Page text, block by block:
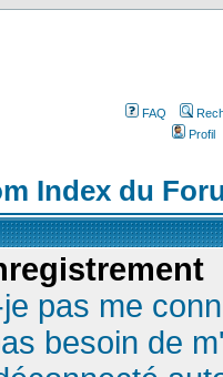
FAQ
Profil
Index du
pas me
besoin de